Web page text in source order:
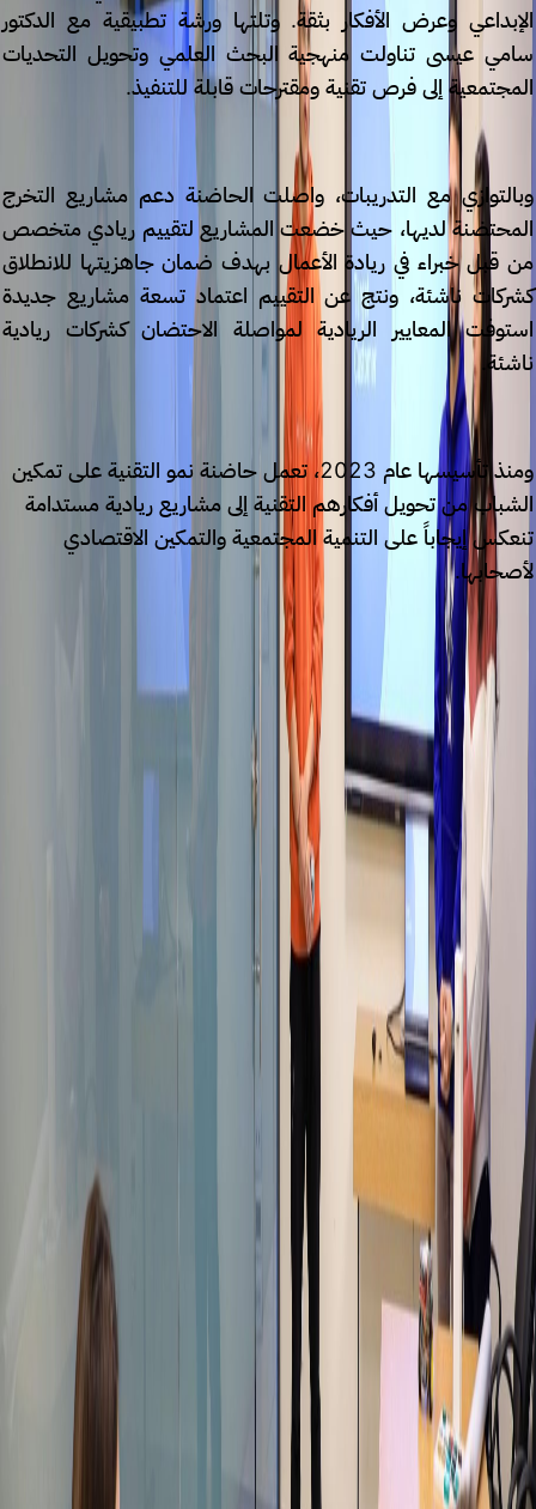
الإبداعي وعرض الأفكار بثقة. وتلتها ورشة تطبيقية مع الدكتور
سامي عيسى تناولت منهجية البحث العلمي وتحويل التحديات
المجتمعية إلى فرص تقنية ومقترحات قابلة للتنفيذ.
وبالتوازي مع التدريبات، واصلت الحاضنة دعم مشاريع التخرج
المحتضنة لديها، حيث خضعت المشاريع لتقييم ريادي متخصص
من قبل خبراء في ريادة الأعمال بهدف ضمان جاهزيتها للانطلاق
كشركات ناشئة، ونتج عن التقييم اعتماد تسعة مشاريع جديدة
استوفت المعايير الريادية لمواصلة الاحتضان كشركات ريادية
ناشئة.
ومنذ تأسيسها عام 2023، تعمل حاضنة نمو التقنية على تمكين
الشباب من تحويل أفكارهم التقنية إلى مشاريع ريادية مستدامة
تنعكس إيجاباً على التنمية المجتمعية والتمكين الاقتصادي
لأصحابها.